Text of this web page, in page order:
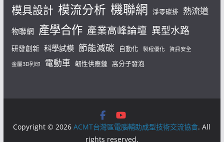
模具設計 模流分析 機聯網 淨零碳排 熱流道
物聯網 產學合作 產業高峰論壇 異型水路
研發創新 科學試模 節能減碳 自動化 製程優化 資訊安全
金屬3D列印 電動車 韌性供應鏈 高分子發泡
Copyright © 2026ACMT台灣區電腦輔助成型技術交流協會. All
rights reserved.